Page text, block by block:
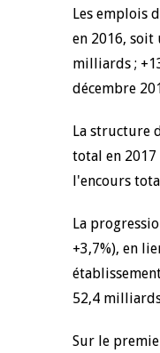
Les emplois
en 2016, soit
milliards ;
décembre
La structure
total en 2017
l'encours
La
+3,7%), en
52,4
Sur le